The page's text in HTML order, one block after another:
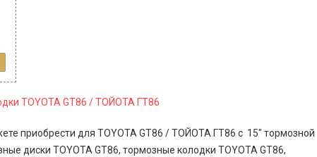
TOYOTA GT86 / ТОЙОТА ГТ86
приобрести для TOYOTA GT86 / ТОЙОТА ГТ86 с 15" тормозной
диски TOYOTA GT86, тормозные колодки TOYOTA GT86,